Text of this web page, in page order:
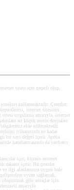
internet sitesi için geçerli olup,
kullanmaktadır. Çerezler;
internet sitesinin
uygulama amacıyla, internet
ait küçük metin dosyaları
bilgileriniz elde edilmektedir.
(cihazınızda ne kadar
bir sayı değeri içerir. Ayrıca
hatırlanmasında da yardımcı
için, kişinin internet
rakamı içerir. Bu çerezler
ilgi alanlarınıza uygun hale
uyum sağlamak,
gibi amaçlar için
amacıyla